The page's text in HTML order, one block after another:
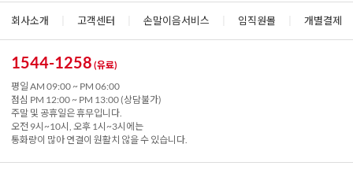
회사소개 고객센터 손말이음서비스 임직원몰 개별결제
1544-1258 (유료)
평일 AM 09:00 ~ PM 06:00
점심 PM 12:00 ~ PM 13:00 (상담불가)
주말 및 공휴일은 휴무입니다.
오전 9시~10시, 오후 1시~3시에는
통화량이 많아 연결이 원활치 않을 수 있습니다.